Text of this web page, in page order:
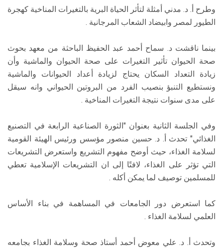
وطرح أ. د. مدني أمثلة لتأثر الحياة البرية بالتغيرات المناخية كهجرة
الطيور لمصر وابيضاد الشعاب المرجانية .
بينما ناقشت د. سماح أحمد عبد الحفيظ الباحثة من معهد بحوث
صحة الحيوان تأثير التغيرات على صحة الحيوان والماشية وأن
زيادة التعداد السكان يحتاج لزيادة أعداد الحيوانات والماشية
ونستطيع التنبؤ بنصيب الفرد من البروتين الحيواني وانه سيقل
على مدى سنوات نتيجة التغيرات المناخية .
وفي الجلسة الثانية بعنوان "الثورة الصناعية الرابعة في التصنيع
الغذائي" تحدث أ. د. حسين منصور مؤسس ورئيس الهيئة القومية
لسلامة الغذاء، حيث أوضح مفهوم التشريع واستعرض التشريعات
التي تؤثر على الغذاء، لافتًا إلى ان التشريعات الإسلامية تعطي
للمسلمين توصيف لما يمكن أكله .
كما استعرض دور الجامعات في المساهمة في بناء الأساس
العلمي لسلامة الغذاء .
وتحدث أ. د. علي معوض أحمد أستاذ صحة وسلامة الغذاء بجامعه